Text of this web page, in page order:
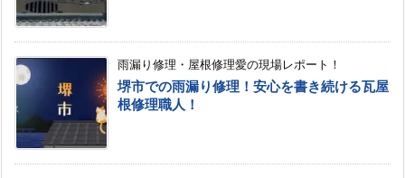
雨漏り修理・屋根修理愛の現場レポート！
堺市での雨漏り修理！安心を書き続ける瓦屋
根修理職人！